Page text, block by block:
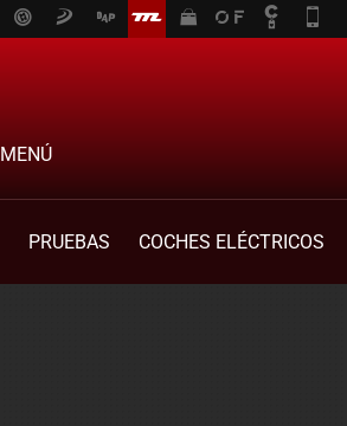
MENÚ
PRUEBAS COCHES ELÉCTRICOS